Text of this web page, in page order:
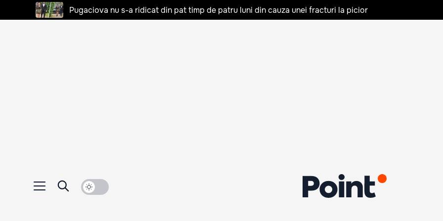
Pugaciova nu s-a ridicat din pat timp de patru luni din cauza unei fracturi la picior